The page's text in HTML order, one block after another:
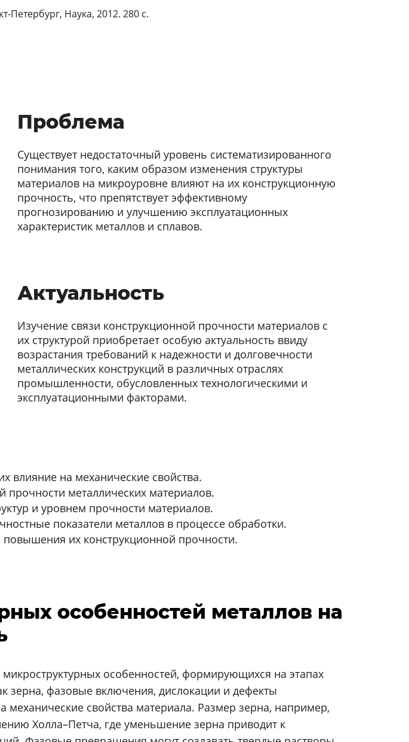
Петербург, Наука, 2012. 280 с.
Проблема
Существует недостаточный уровень систематизированного
понимания того, каким образом изменения структуры
материалов на микроуровне влияют на их конструкционную
прочность, что препятствует эффективному
прогнозированию и улучшению эксплуатационных
характеристик металлов и сплавов.
Актуальность
Изучение связи конструкционной прочности материалов с
их структурой приобретает особую актуальность ввиду
возрастания требований к надежности и долговечности
металлических конструкций в различных отраслях
промышленности, обусловленных технологическими и
эксплуатационными факторами.
влияние на механические свойства.
металлических материалов.
и уровнем прочности материалов.
показатели металлов в процессе обработки.
их конструкционной прочности.
особенностей металлов на
особенностей, формирующихся на этапах
зерна, фазовые включения, дислокации и дефекты
свойства материала. Размер зерна, например,
Холла–Петча, где уменьшение зерна приводит к